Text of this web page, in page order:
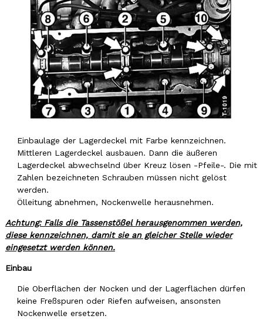
Einbaulage der Lagerdeckel mit Farbe kennzeichnen.
Mittleren Lagerdeckel ausbauen. Dann die äußeren
Lagerdeckel abwechselnd über Kreuz lösen -Pfeile-. Die mit
Zahlen bezeichneten Schrauben müssen nicht gelöst
werden.
Ölleitung abnehmen, Nockenwelle herausnehmen.
Achtung: Falls die Tassenstößel herausgenommen werden,
diese kennzeichnen, damit sie an gleicher Stelle wieder
eingesetzt werden können.
Einbau
Die Oberflächen der Nocken und der Lagerflächen dürfen
keine Freßspuren oder Riefen aufweisen, ansonsten
Nockenwelle ersetzen.